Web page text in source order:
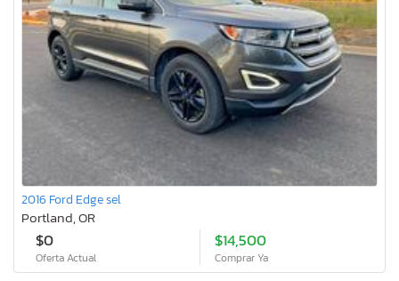
2016 Ford Edge sel
Portland, OR
$0
Oferta Actual
$14,500
Comprar Ya